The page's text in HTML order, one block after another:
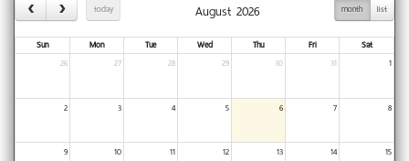
today month list
August 2026
Sun Mon Tue Wed Thu Fri
Sat
26
27 28 29 30 31 1
2 3 4 5 6 7 8
9 10 11 12 13 14 15